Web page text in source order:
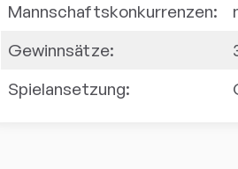
Mannschaftskonkurrenzen:
Gewinnsätze:
Spielansetzung: